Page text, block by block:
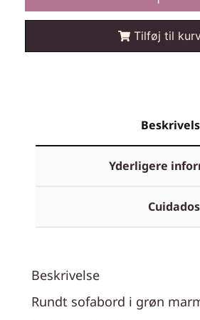
Tilføj til
Yderligere
Cuidados
Beskrivelse
Rundt sofabord i grøn